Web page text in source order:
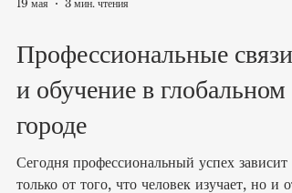
19 мая 3 мин. чтения
Профессиональные связи
и обучение в глобальном